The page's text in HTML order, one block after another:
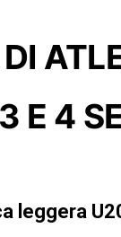
E 4
leggera